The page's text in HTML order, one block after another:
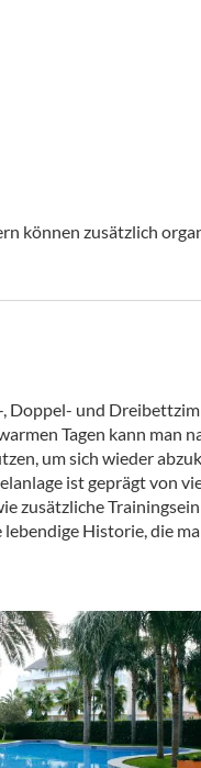
können zusätzlich
und
Tagen kann man
um sich wieder
ist geprägt von
zusätzliche
Historie, die